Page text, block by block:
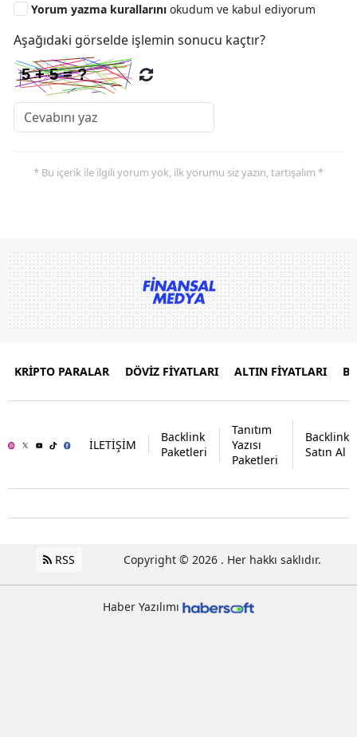
Yorum yazma kurallarını okudum ve kabul ediyorum
Aşağıdaki görselde işlemin sonucu kaçtır?
* Bu içerik ile ilgili yorum yok, ilk yorumu siz yazın, tartışalım *
KRİPTO PARALAR DÖVİZ FİYATLARI ALTIN FİYATLARI
İLETİŞİM
Backlink
Paketleri
Tanıtım
Yazısı
Paketleri
Backlink
Satın Al
RSS Copyright © 2026 . Her hakkı saklıdır.
Haber Yazılımı